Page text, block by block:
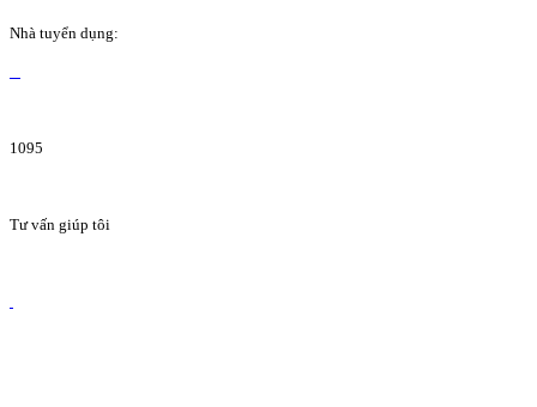
Nhà tuyển dụng:
1095
Tư vấn giúp tôi